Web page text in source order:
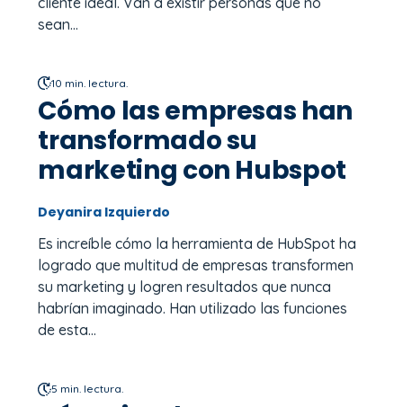
sean...
10 min. lectura.
Cómo las empresas han
transformado su
marketing con Hubspot
Deyanira Izquierdo
Es increíble cómo la herramienta de HubSpot ha
logrado que multitud de empresas transformen
su marketing y logren resultados que nunca
habrían imaginado. Han utilizado las funciones
de esta...
5 min. lectura.